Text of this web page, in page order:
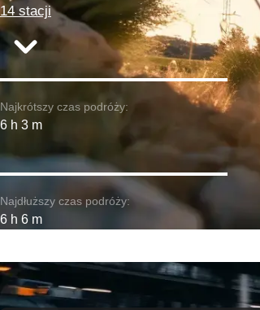
14 stacji
Najkrótszy czas podróży:
6 h 3 m
Najdłuższy czas podróży:
6 h 6 m